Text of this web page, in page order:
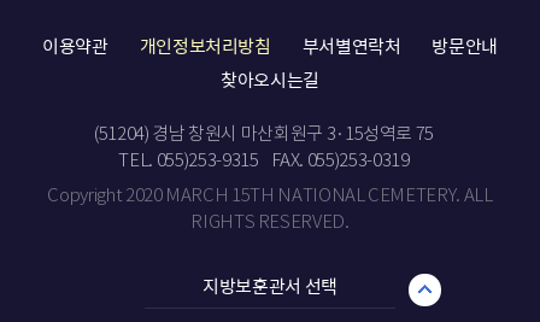
이용약관 개인정보처리방침 부서별연락처
방문안내
찾아오시는길
(51204) 경남 창원시 마산회원구 3·15성역로 75
TEL. 055)253-9315
FAX. 055)253-0319
Copyright 2020 MARCH 15TH NATIONAL CEMETERY. ALL
RIGHTS RESERVED.
지방보훈관서 선택